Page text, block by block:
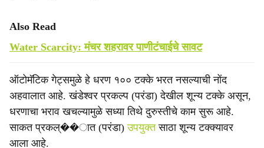
Also Read
Water Scarcity: मंचर शहरावर पाणीटंचाईचे सावट
ऑटोमॅटिक गेट्समुळे हे धरण १०० टक्के भरत नसल्याची नोंद
अहवालात आहे. खंडेश्वर प्रकल्प (परंडा) देखील शून्य टक्के असून,
धरणाचा भराव खचल्यामुळे सध्या तिथे दुरुस्तीचे काम सुरू आहे.
साकत प्रकल्��ात (परंडा)उपयुक्तसाठा शून्य टक्क्यावर
आला आहे.